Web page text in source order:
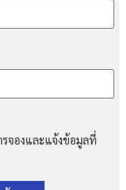
จองและแจ้งข้อมูลที่